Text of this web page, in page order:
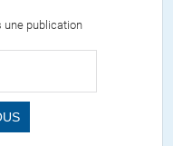
qui domine la classe
à la mondialisation et pas
de vrais aspirations
une publication